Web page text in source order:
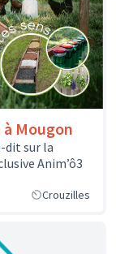
à Mougon
dit sur la
Anim’ô3
Crouzilles